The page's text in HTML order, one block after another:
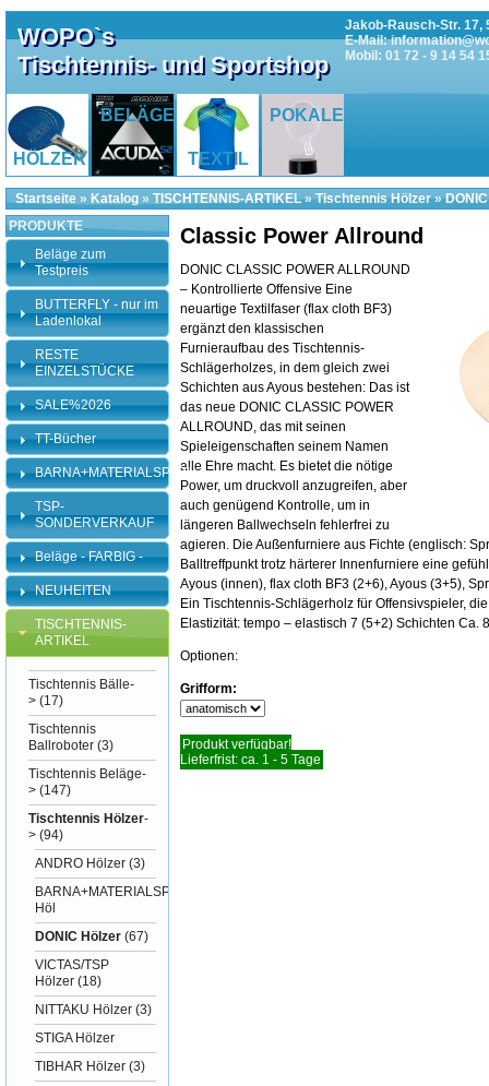
WOPO`s
Tischtennis- und Sportshop
Jakob-Rausch-Str. 17,
E-Mail:
Mobil: 01 72 - 9 14 54
HÖLZER
BELÄGE
TEXTIL
POKALE
Startseite » Katalog » TISCHTENNIS-ARTIKEL»Tischtennis Hölzer»
Classic Power Allround
DONIC CLASSIC POWER ALLROUND
– Kontrollierte Offensive Eine
neuartige Textilfaser (flax cloth BF3)
ergänzt den klassischen
Furnieraufbau des Tischtennis-
Schlägerholzes, in dem gleich zwei
Schichten aus Ayous bestehen: Das ist
das neue DONIC CLASSIC POWER
ALLROUND, das mit seinen
Spieleigenschaften seinem Namen
alle Ehre macht. Es bietet die nötige
Power, um druckvoll anzugreifen, aber
auch genügend Kontrolle, um in
längeren Ballwechseln fehlerfrei zu
agieren. Die Außenfurniere aus Fichte (englisch:
Balltreffpunkt trotz härterer Innenfurniere eine
Ayous (innen), flax cloth BF3 (2+6), Ayous (3+5),
Ein Tischtennis-Schlägerholz für Offensivspieler,
Elastizität: tempo – elastisch 7 (5+2) Schichten Ca.
Optionen:
Grifform:
Produkt verfügbar!
Lieferfrist: ca. 1 - 5 Tage
PRODUKTE
Beläge zum
Testpreis
BUTTERFLY - nur im
Ladenlokal
RESTE
EINZELSTÜCKE
SALE%2026
TT-Bücher
BARNA+MATERIALSPEZI
TSP-
SONDERVERKAUF
Beläge - FARBIG -
NEUHEITEN
TISCHTENNIS-
ARTIKEL
Tischtennis Bälle-
> (17)
Tischtennis
Ballroboter (3)
Tischtennis Beläge-
> (147)
Tischtennis Hölzer-
> (94)
ANDRO Hölzer (3)
BARNA+MATERIALSPEZI
Höl
DONIC Hölzer (67)
VICTAS/TSP
Hölzer (18)
NITTAKU Hölzer (3)
STIGA Hölzer
TIBHAR Hölzer (3)